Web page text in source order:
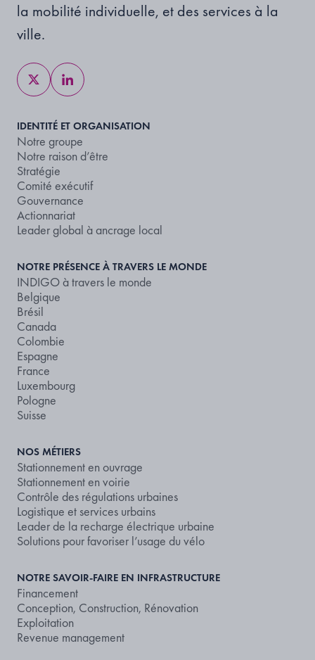
la mobilité individuelle, et des services à la
ville.
IDENTITÉ ET ORGANISATION
Notre groupe
Notre raison d’être
Stratégie
Comité exécutif
Gouvernance
Actionnariat
Leader global à ancrage local
NOTRE PRÉSENCE À TRAVERS LE MONDE
INDIGO à travers le monde
Belgique
Brésil
Canada
Colombie
Espagne
France
Luxembourg
Pologne
Suisse
NOS MÉTIERS
Stationnement en ouvrage
Stationnement en voirie
Contrôle des régulations urbaines
Logistique et services urbains
Leader de la recharge électrique urbaine
Solutions pour favoriser l’usage du vélo
NOTRE SAVOIR-FAIRE EN INFRASTRUCTURE
Financement
Conception, Construction, Rénovation
Exploitation
Revenue management